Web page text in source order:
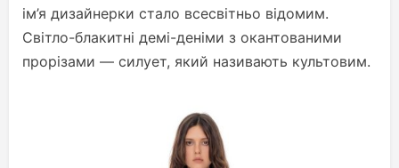
ім’я дизайнерки стало всесвітньо відомим.
Світло-блакитні демі-деніми з окантованими
прорізами — силует, який називають культовим.